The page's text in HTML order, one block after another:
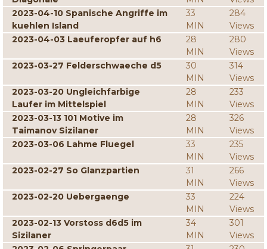
2023-04-10 Spanische Angriffe im
kuehlen Island
33
MIN
284
Views
2023-04-03 Laeuferopfer auf h6
28
MIN
280
Views
2023-03-27 Felderschwaeche d5
30
MIN
314
Views
2023-03-20 Ungleichfarbige
Laufer im Mittelspiel
28
MIN
233
Views
2023-03-13 101 Motive im
Taimanov Sizilaner
28
MIN
326
Views
2023-03-06 Lahme Fluegel
33
MIN
235
Views
2023-02-27 So Glanzpartien
31
MIN
266
Views
2023-02-20 Uebergaenge
33
MIN
224
Views
2023-02-13 Vorstoss d6d5 im
Sizilaner
34
MIN
301
Views